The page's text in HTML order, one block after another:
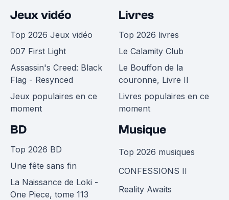
Jeux vidéo
Top 2026 Jeux vidéo
007 First Light
Assassin's Creed: Black
Flag - Resynced
Jeux populaires en ce
moment
Livres
Top 2026 livres
Le Calamity Club
Le Bouffon de la
couronne, Livre II
Livres populaires en ce
moment
BD
Top 2026 BD
Une fête sans fin
La Naissance de Loki -
One Piece, tome 113
Musique
Top 2026 musiques
CONFESSIONS II
Reality Awaits